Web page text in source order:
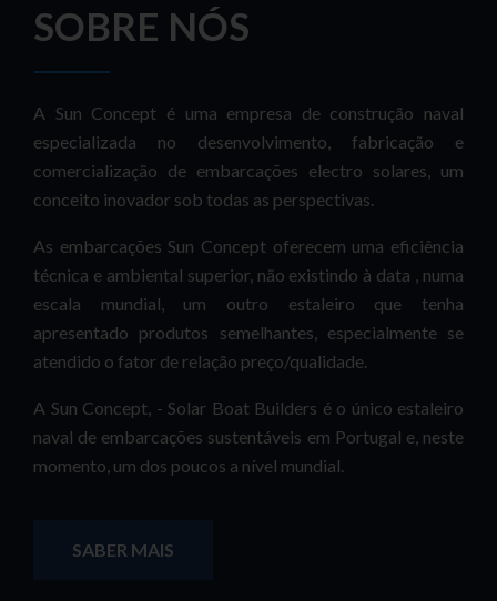
SOBRE NÓS
A Sun Concept é uma empresa de construção naval
especializada no desenvolvimento, fabricação e
comercialização de embarcações electro solares, um
conceito inovador sob todas as perspectivas.
As embarcações Sun Concept oferecem uma eficiência
técnica e ambiental superior, não existindo à data , numa
escala mundial, um outro estaleiro que tenha
apresentado produtos semelhantes, especialmente se
atendido o fator de relação preço/qualidade.
A Sun Concept, - Solar Boat Builders é o único estaleiro
naval de embarcações sustentáveis em Portugal e, neste
momento, um dos poucos a nível mundial.
SABER MAIS